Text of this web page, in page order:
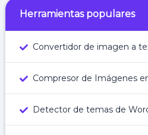
Herramientas populares
Convertidor de imagen a
Compresor de Imágenes
Detector de temas de